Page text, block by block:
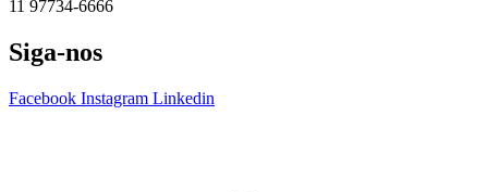
11 97734-6666
Siga-nos
Facebook Instagram Linkedin